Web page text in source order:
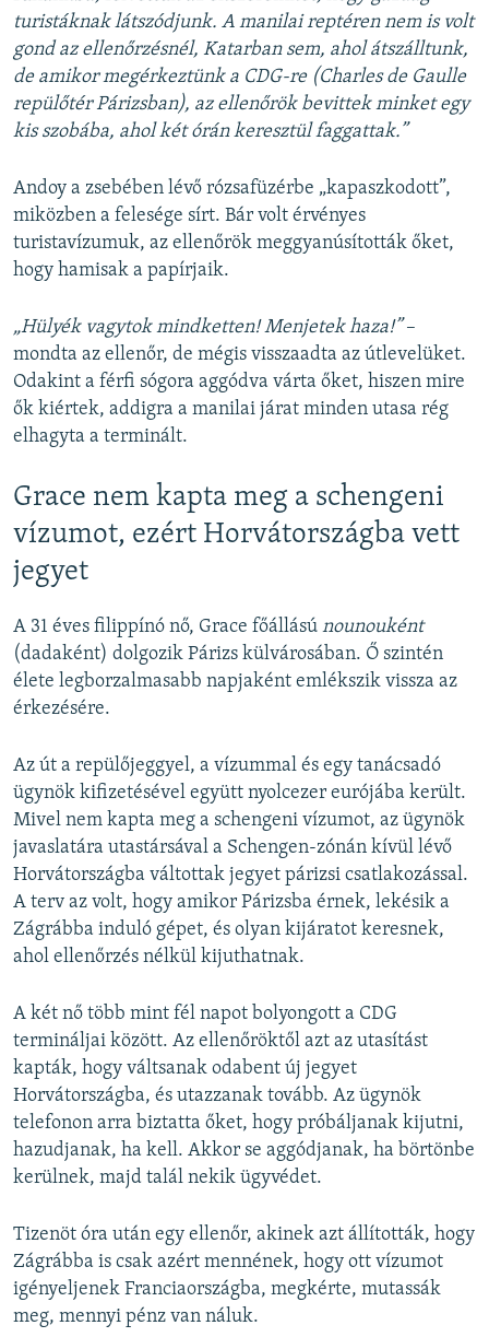
turistáknak látszódjunk. A manilai reptéren nem is volt
gond az ellenőrzésnél, Katarban sem, ahol átszálltunk,
de amikor megérkeztünk a CDG-re (Charles de Gaulle
repülőtér Párizsban), az ellenőrök bevittek minket egy
kis szobába, ahol két órán keresztül faggattak.”
Andoy a zsebében lévő rózsafüzérbe „kapaszkodott”,
miközben a felesége sírt. Bár volt érvényes
turistavízumuk, az ellenőrök meggyanúsították őket,
hogy hamisak a papírjaik.
„Hülyék vagytok mindketten! Menjetek haza!”–
mondta az ellenőr, de mégis visszaadta az útlevelüket.
Odakint a férfi sógora aggódva várta őket, hiszen mire
ők kiértek, addigra a manilai járat minden utasa rég
elhagyta a terminált.
Grace nem kapta meg a schengeni
vízumot, ezért Horvátországba vett
jegyet
A 31 éves filippínó nő, Grace főállású nounouként
(dadaként) dolgozik Párizs külvárosában. Ő szintén
élete legborzalmasabb napjaként emlékszik vissza az
érkezésére.
Az út a repülőjeggyel, a vízummal és egy tanácsadó
ügynök kifizetésével együtt nyolcezer eurójába került.
Mivel nem kapta meg a schengeni vízumot, az ügynök
javaslatára utastársával a Schengen-zónán kívül lévő
Horvátországba váltottak jegyet párizsi csatlakozással.
A terv az volt, hogy amikor Párizsba érnek, lekésik a
Zágrábba induló gépet, és olyan kijáratot keresnek,
ahol ellenőrzés nélkül kijuthatnak.
A két nő több mint fél napot bolyongott a CDG
termináljai között. Az ellenőröktől azt az utasítást
kapták, hogy váltsanak odabent új jegyet
Horvátországba, és utazzanak tovább. Az ügynök
telefonon arra biztatta őket, hogy próbáljanak kijutni,
hazudjanak, ha kell. Akkor se aggódjanak, ha börtönbe
kerülnek, majd talál nekik ügyvédet.
Tizenöt óra után egy ellenőr, akinek azt állították, hogy
Zágrábba is csak azért mennének, hogy ott vízumot
igényeljenek Franciaországba, megkérte, mutassák
meg, mennyi pénz van náluk.